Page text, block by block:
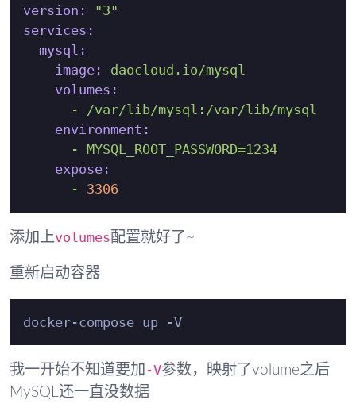
version:
"3"
services:
mysql:
image:
daocloud.io/mysql
volumes:
-
/var/lib/mysql:/var/lib/mysql
environment:
- MYSQL_ROOT_PASSWORD=1234
expose:
-
3306
添加上volumes配置就好了~
重新启动容器
docker-compose up -V
我一开始不知道要加 -V参数，映射了volume之后
MySQL还一直没数据